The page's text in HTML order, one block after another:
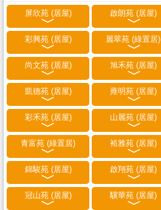
屏欣苑 (居屋) 啟朗苑 (居屋)
彩興苑 (居屋) 麗翠苑 (綠置居)
尚文苑 (居屋) 旭禾苑 (居屋)
凱德苑 (居屋) 雍明苑 (居屋)
彩禾苑 (居屋) 山麗苑 (居屋)
青富苑 (綠置居) 裕雅苑 (居屋)
錦駿苑 (居屋) 啟翔苑 (居屋)
冠山苑 (居屋) 驥華苑 (居屋)